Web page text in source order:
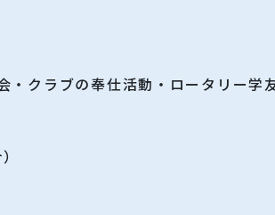
クラブの奉仕活動・ロータリー学